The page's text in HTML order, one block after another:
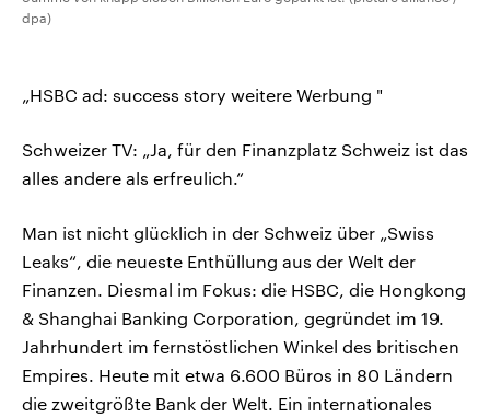
dpa)
„HSBC ad: success story weitere Werbung "
Schweizer TV: „Ja, für den Finanzplatz Schweiz ist das
alles andere als erfreulich.“
Man ist nicht glücklich in der Schweiz über „Swiss
Leaks“, die neueste Enthüllung aus der Welt der
Finanzen. Diesmal im Fokus: die HSBC, die Hongkong
& Shanghai Banking Corporation, gegründet im 19.
Jahrhundert im fernstöstlichen Winkel des britischen
Empires. Heute mit etwa 6.600 Büros in 80 Ländern
die zweitgrößte Bank der Welt. Ein internationales